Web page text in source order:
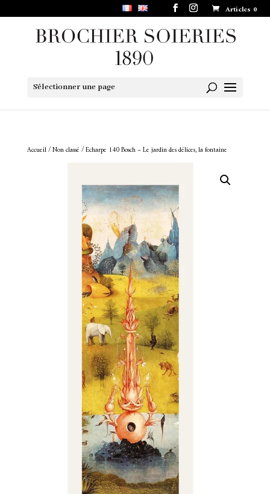
Articles 0
Sélectionner une page
Accueil/Non classé / Echarpe 140 Bosch – Le jardin des délices, la fontaine